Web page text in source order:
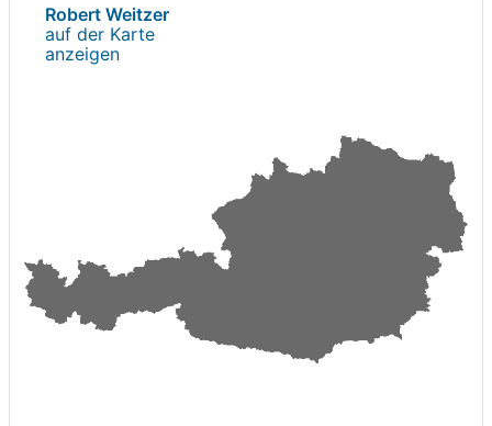
Robert Weitzer
auf der Karte
anzeigen